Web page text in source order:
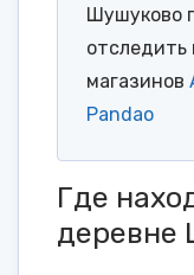
Шушуково
отследить
магазинов
Pandao
Где
деревне